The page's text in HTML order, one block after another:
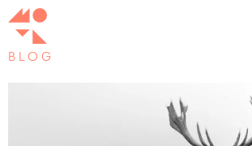
BLOG